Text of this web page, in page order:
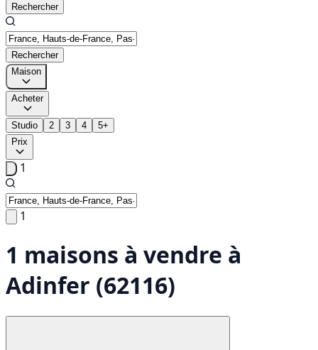
Rechercher
Rechercher
Maison
Acheter
Studio 2 3 4
5+
Prix
1
1
1 maisons à vendre à
Adinfer (62116)